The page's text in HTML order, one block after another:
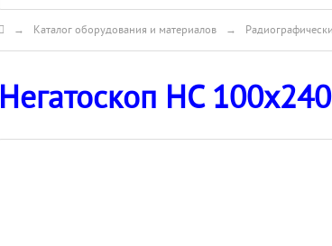
→ Каталог оборудования и материалов →
Негатоскоп НС